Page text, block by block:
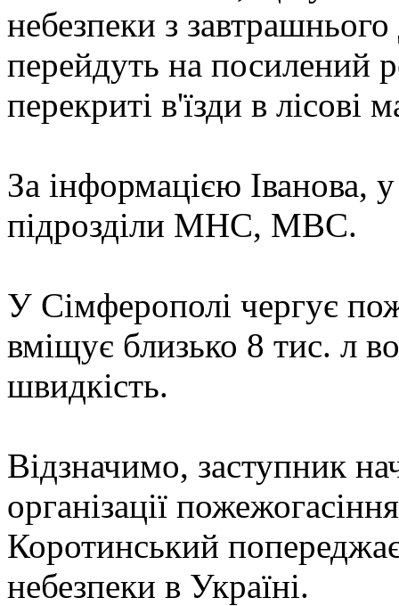
небезпеки з
перейдуть на посилений
перекриті в'їзди в лісові
За інформацією Іванова,
підрозділи МНС, МВС.
У Сімферополі чергує
вміщує близько 8 тис. л
швидкість.
Відзначимо, заступник
організації
Коротинський
небезпеки в Україні.